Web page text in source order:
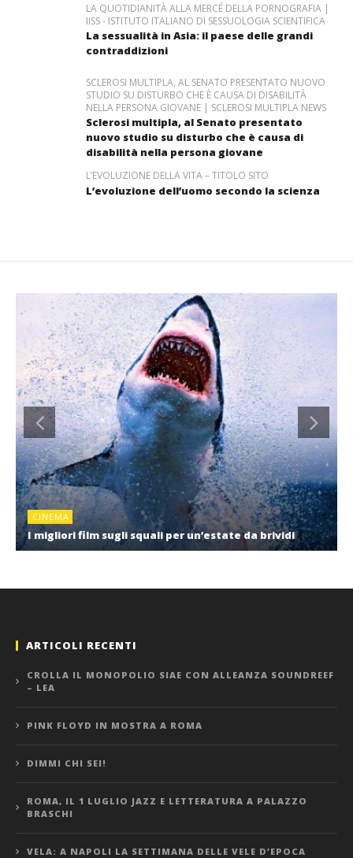
LA QUOTIDIANITÀ ALLA MERCÉ DELLA PORNOGRAFIA |
IISS - ISTITUTO ITALIANO DI SESSUOLOGIA SCIENTIFICA
La sessualità in Asia: il paese delle grandi
contraddizioni
SCLEROSI MULTIPLA, AL SENATO PRESENTATO NUOVO
STUDIO SU DISTURBO CHE È CAUSA DI DISABILITÀ
NELLA PERSONA GIOVANE | SCLEROSI MULTIPLA NEWS
Sclerosi multipla, al Senato presentato
nuovo studio su disturbo che è causa di
disabilità nella persona giovane
L’EVOLUZIONE DELLA VITA – TITOLO SITO
L’evoluzione dell’uomo secondo la scienza
CINEMA
I migliori film sugli squali per un’estate da brividi
ARTICOLI RECENTI
CROLLA IL MONOPOLIO SIAE CON ALLEANZA SOUNDREEF
– LEA
PINK FLOYD IN MOSTRA A ROMA
DIMMI CHI SEI!
ROMA, IL 1 LUGLIO JAZZ E LETTERATURA A PALAZZO
BRASCHI
VELA: A NAPOLI LA SETTIMANA DELLE VELE D’EPOCA